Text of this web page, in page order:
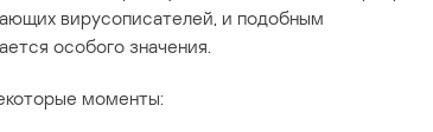
вирусописателей, и подобным
особого значения.
моменты: